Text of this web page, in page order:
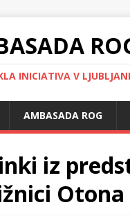
INICIATIVA V
AMBASADA ROG
iz
Otona